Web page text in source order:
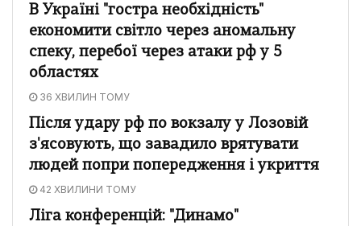
В Україні "гостра необхідність"
економити світло через аномальну
спеку, перебої через атаки рф у 5
областях
36 ХВИЛИН ТОМУ
Після удару рф по вокзалу у Лозовій
з'ясовують, що завадило врятувати
людей попри попередження і укриття
42 ХВИЛИНИ ТОМУ
Ліга конференцій: "Динамо"